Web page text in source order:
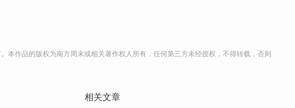
本作品的版权为南方周末或相关著作权人所有，任何第三方未经授权，不得转载，否则
相关文章